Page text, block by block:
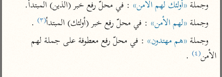
منتقاة
تفسير ابن القيم
تفسير ابن تيمية
أضواء البيان
نظم الدرر للبقاعي
تفسير الجلالين
جامع البيان للإيجي
تفسير البيضاوي
وجملة «أولئك لهم الأمن» : في محلّ رفع خبر (الذين) المبتدأ.
وجملة «لهم الأمن» : في محلّ رفع خبر (أولئك) المبتدأ(٣)
.
وجملة «هم مهتدون»
الأمن(٤)